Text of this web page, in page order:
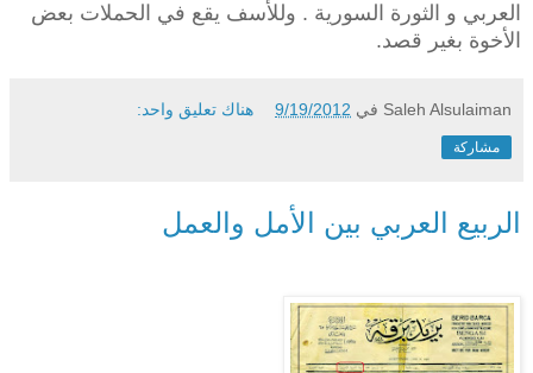
العربي و الثورة السورية . وللأسف يقع في الحملات بعض
الأخوة بغير قصد.
Saleh Alsulaiman في 9/19/2012 هناك تعليق واحد:
مشاركة
الربيع العربي بين الأمل والعمل